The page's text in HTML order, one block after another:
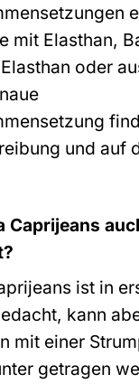
mit Elasthan,
oder
und auf
Caprijeans
ist in
kann
mit einer
getragen